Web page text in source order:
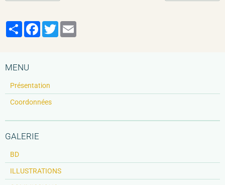
PartagerFacebook
Twitter
MENU
Présentation
Coordonnées
GALERIE
BD
ILLUSTRATIONS